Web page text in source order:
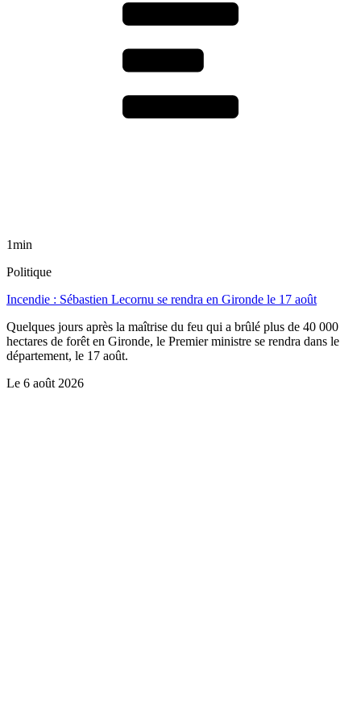
1min
Politique
Incendie : Sébastien Lecornu se rendra en Gironde le 17 août
Quelques jours après la maîtrise du feu qui a brûlé plus de 40 000
hectares de forêt en Gironde, le Premier ministre se rendra dans le
département, le 17 août.
Le 6 août 2026